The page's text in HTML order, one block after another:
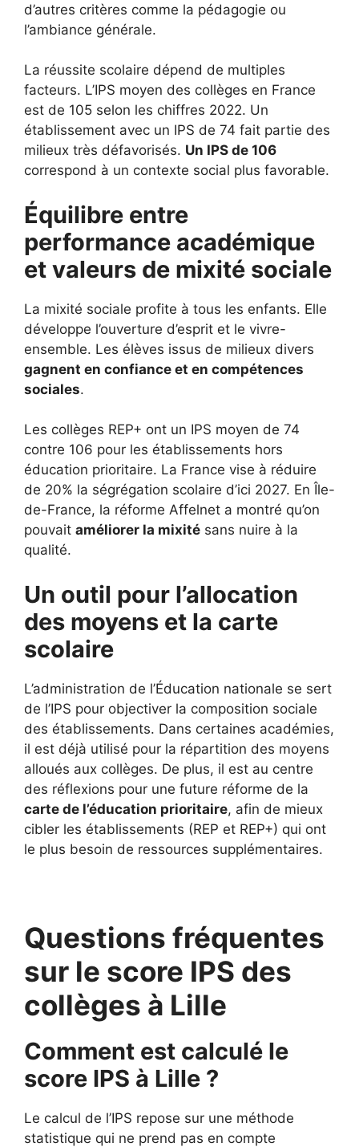
d’autres critères comme la pédagogie ou
l’ambiance générale.
La réussite scolaire dépend de multiples
facteurs. L’IPS moyen des collèges en France
est de 105 selon les chiffres 2022. Un
établissement avec un IPS de 74 fait partie des
milieux très défavorisés. Un IPS de 106
correspond à un contexte social plus favorable.
Équilibre entre
performance académique
et valeurs de mixité sociale
La mixité sociale profite à tous les enfants. Elle
développe l’ouverture d’esprit et le vivre-
ensemble. Les élèves issus de milieux divers
gagnent en confiance et en compétences
sociales.
Les collèges REP+ ont un IPS moyen de 74
contre 106 pour les établissements hors
éducation prioritaire. La France vise à réduire
de 20% la ségrégation scolaire d’ici 2027. En Île-
de-France, la réforme Affelnet a montré qu’on
pouvait améliorer la mixité sans nuire à la
qualité.
Un outil pour l’allocation
des moyens et la carte
scolaire
L’administration de l’Éducation nationale se sert
de l’IPS pour objectiver la composition sociale
des établissements. Dans certaines académies,
il est déjà utilisé pour la répartition des moyens
alloués aux collèges. De plus, il est au centre
des réflexions pour une future réforme de la
carte de l’éducation prioritaire, afin de mieux
cibler les établissements (REP et REP+) qui ont
le plus besoin de ressources supplémentaires.
Questions fréquentes
sur le score IPS des
collèges à Lille
Comment est calculé le
score IPS à Lille ?
Le calcul de l’IPS repose sur une méthode
statistique qui ne prend pas en compte